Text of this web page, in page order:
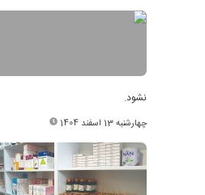
نشود.
چهارشنبه 13 اسفند 1404